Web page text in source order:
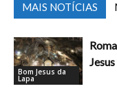
MAIS NOTÍCIAS
Bom Jesus da
Lapa